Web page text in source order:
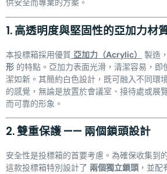
供安全而專業的方案。
1. 高透明度與堅固性的亞加力材
本投標箱採用優質 亞加力（Acrylic） 製造
形 的特點。亞加力表面光滑，清潔容易，即
潔如新。其簡約白色設計，既可融入不同環
的感覺，無論是放置於會議室、接待處或展
而可靠的形象。
2. 雙重保護 —— 兩個鎖頭設計
安全性是投標箱的首要考慮。為確保收集到
這款投標箱特別設計了 兩個獨立鎖頭 ，並